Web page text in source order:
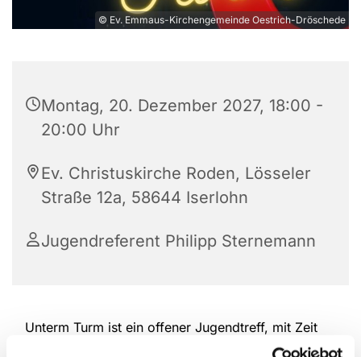
© Ev. Emmaus-Kirchengemeinde Oestrich-Dröschede
Montag, 20. Dezember 2027, 18:00 -
20:00 Uhr
Ev. Christuskirche Roden, Lösseler
Straße 12a, 58644 Iserlohn
Jugendreferent Philipp Sternemann
Unterm Turm ist ein offener Jugendtreff, mit Zeit
zum Spielen, Austauschen und zusammen sein.